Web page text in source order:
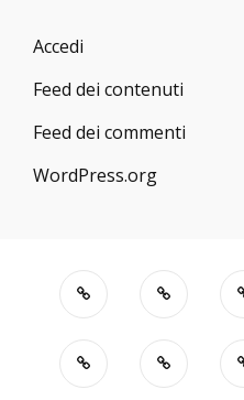
Accedi
Feed dei contenuti
Feed dei commenti
WordPress.org